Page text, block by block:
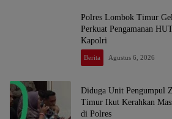
Polres Lombok Timur
Perkuat Pengamanan
Kapolri
Berita Agustus 6, 2026
Diduga Unit Pengumpul
Timur Ikut Kerahkan
di Polres